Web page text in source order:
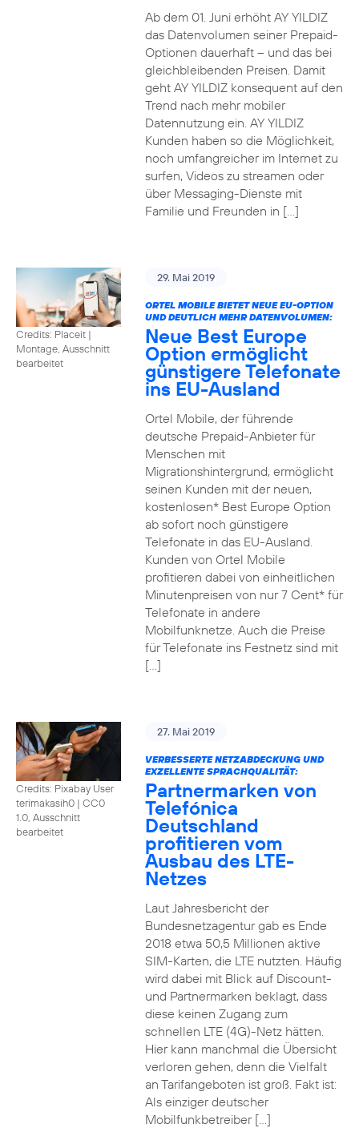
Ab dem 01. Juni erhöht AY YILDIZ
das Datenvolumen seiner Prepaid-
Optionen dauerhaft – und das bei
gleichbleibenden Preisen. Damit
geht AY YILDIZ konsequent auf den
Trend nach mehr mobiler
Datennutzung ein. AY YILDIZ
Kunden haben so die Möglichkeit,
noch umfangreicher im Internet zu
surfen, Videos zu streamen oder
über Messaging-Dienste mit
Familie und Freunden in […]
Credits: Placeit |
Montage, Ausschnitt
bearbeitet
29. Mai 2019
ORTEL MOBILE BIETET NEUE EU-OPTION
UND DEUTLICH MEHR DATENVOLUMEN:
Neue Best Europe
Option ermöglicht
günstigere Telefonate
ins EU-Ausland
Ortel Mobile, der führende
deutsche Prepaid-Anbieter für
Menschen mit
Migrationshintergrund, ermöglicht
seinen Kunden mit der neuen,
kostenlosen* Best Europe Option
ab sofort noch günstigere
Telefonate in das EU-Ausland.
Kunden von Ortel Mobile
profitieren dabei von einheitlichen
Minutenpreisen von nur 7 Cent* für
Telefonate in andere
Mobilfunknetze. Auch die Preise
für Telefonate ins Festnetz sind mit
[…]
Credits: Pixabay User
terimakasih0 | CC0
1.0, Ausschnitt
bearbeitet
27. Mai 2019
VERBESSERTE NETZABDECKUNG UND
EXZELLENTE SPRACHQUALITÄT:
Partnermarken von
Telefónica
Deutschland
profitieren vom
Ausbau des LTE-
Netzes
Laut Jahresbericht der
Bundesnetzagentur gab es Ende
2018 etwa 50,5 Millionen aktive
SIM-Karten, die LTE nutzten. Häufig
wird dabei mit Blick auf Discount-
und Partnermarken beklagt, dass
diese keinen Zugang zum
schnellen LTE (4G)-Netz hätten.
Hier kann manchmal die Übersicht
verloren gehen, denn die Vielfalt
an Tarifangeboten ist groß. Fakt ist:
Als einziger deutscher
Mobilfunkbetreiber […]